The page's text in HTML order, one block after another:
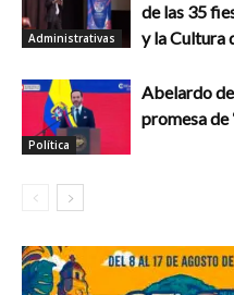
Administrativas
de las 35
y la Cultura
Política
Abelardo
promesa de